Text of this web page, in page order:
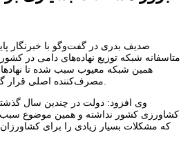
صدیف بدری در گفت‌وگو با خبرنگار
متاسفانه شبکه توزیع نهاده‌های دامی در
همین شبکه معیوب سبب شده تا
وی افزود: دولت در چندین سال
کشاورزی کشور نداشته و همین موضوع سبب
که مشکلات بسیار زیادی را برای کشاورزان